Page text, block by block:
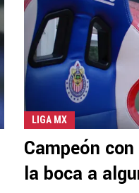
LIGA MX
Campeón
la boca a